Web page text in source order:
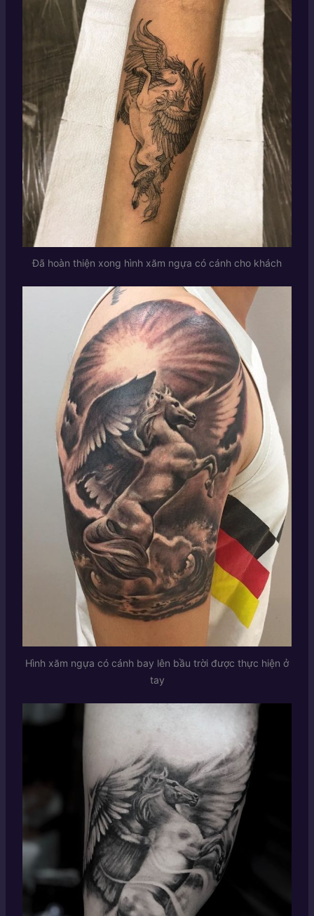
Đã hoàn thiện xong hình xăm ngựa có cánh cho khách
Hình xăm ngựa có cánh bay lên bầu trời được thực hiện ở
tay